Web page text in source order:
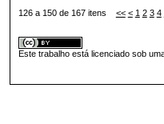
126 a 150 de 167 itens << < 1 2 3 4
Este trabalho está licenciado sob